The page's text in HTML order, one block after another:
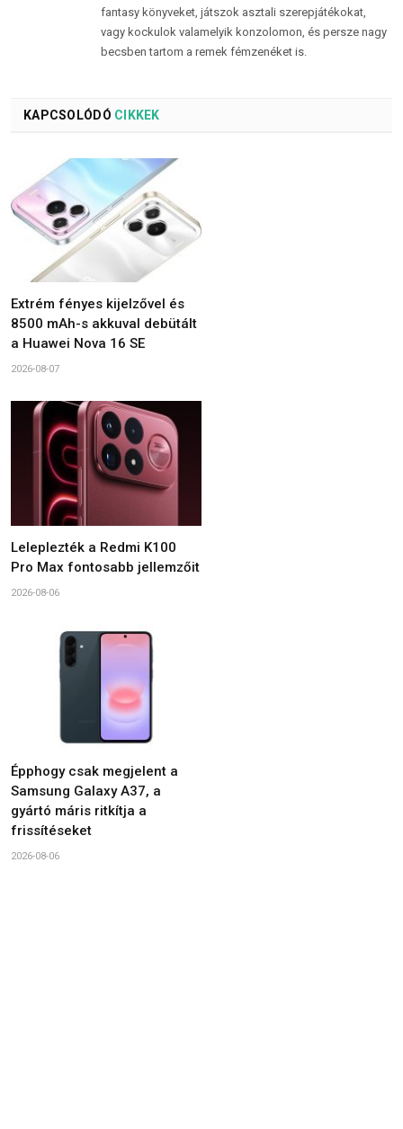
fantasy könyveket, játszok asztali szerepjátékokat,
vagy kockulok valamelyik konzolomon, és persze nagy
becsben tartom a remek fémzenéket is.
KAPCSOLÓDÓ CIKKEK
Extrém fényes kijelzővel és
8500 mAh-s akkuval debütált
a Huawei Nova 16 SE
2026-08-07
Leleplezték a Redmi K100
Pro Max fontosabb jellemzőit
2026-08-06
Épphogy csak megjelent a
Samsung Galaxy A37, a
gyártó máris ritkítja a
frissítéseket
2026-08-06